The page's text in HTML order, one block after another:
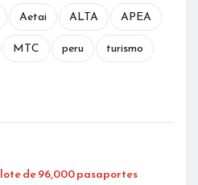
Aetai ALTA
APEA
MTC peru
turismo
de 96,000 pasaportes